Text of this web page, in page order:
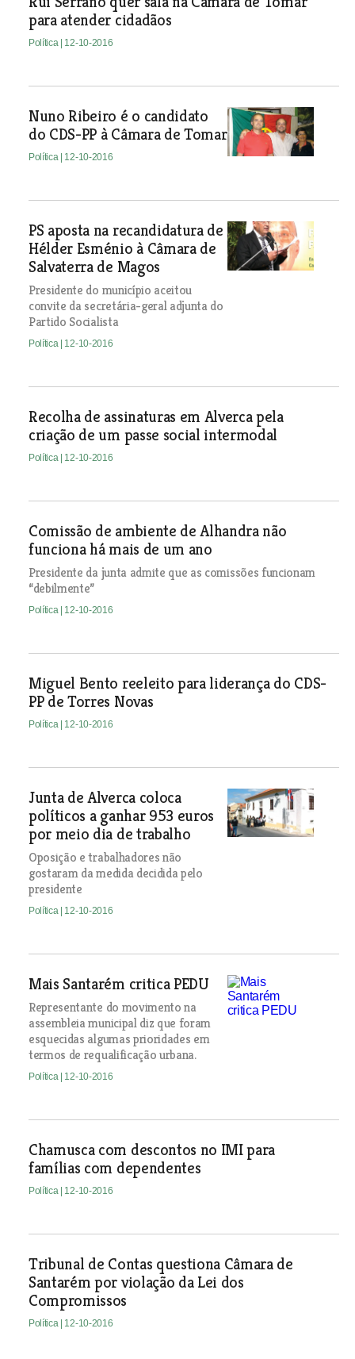
para atender cidadãos
Política | 12-10-2016
Nuno Ribeiro é o candidato
do CDS-PP à Câmara de Tomar
Política | 12-10-2016
PS aposta na recandidatura de
Hélder Esménio à Câmara de
Salvaterra de Magos
Presidente do município aceitou
convite da secretária-geral adjunta do
Partido Socialista
Política | 12-10-2016
Recolha de assinaturas em Alverca pela
criação de um passe social intermodal
Política | 12-10-2016
Comissão de ambiente de Alhandra não
funciona há mais de um ano
Presidente da junta admite que as comissões funcionam
“debilmente”
Política | 12-10-2016
Miguel Bento reeleito para liderança do CDS-
PP de Torres Novas
Política | 12-10-2016
Junta de Alverca coloca
políticos a ganhar 953 euros
por meio dia de trabalho
Oposição e trabalhadores não
gostaram da medida decidida pelo
presidente
Política | 12-10-2016
Mais Santarém critica PEDU
Representante do movimento na
assembleia municipal diz que foram
esquecidas algumas prioridades em
termos de requalificação urbana.
Política | 12-10-2016
Chamusca com descontos no IMI para
famílias com dependentes
Política | 12-10-2016
Tribunal de Contas questiona Câmara de
Santarém por violação da Lei dos
Compromissos
Política | 12-10-2016